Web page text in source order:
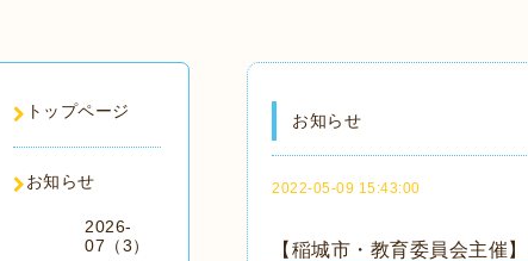
お知らせ
2022-05-09 15:43:00
【稲城市・教育委員会主催
トップページ
お知らせ
2026-
07（3）